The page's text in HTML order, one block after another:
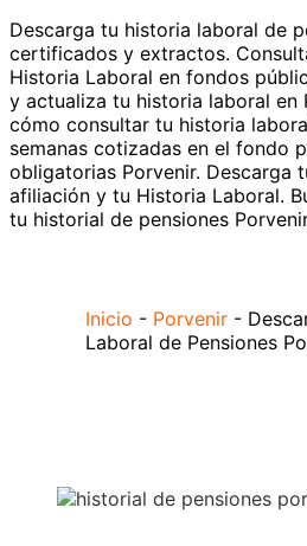
Descarga tu historia laboral de
certificados y extractos.
Historia Laboral en fondos
y actualiza tu historia laboral en
cómo consultar tu historia
semanas cotizadas en el fondo
obligatorias Porvenir. Descarga
afiliación y tu Historia Laboral.
tu historial de pensiones
Inicio - Porvenir -
Laboral de Pensiones